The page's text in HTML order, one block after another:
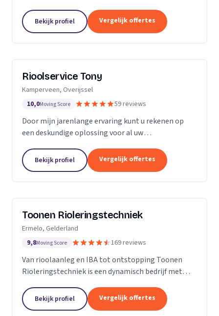
wilde en besloot daarom D. van Gils...
Bekijk profiel Vergelijk offertes
Rioolservice Tony
Kamperveen, Overijssel
10,0Moving Score 59 reviews
Door mijn jarenlange ervaring kunt u rekenen op
een deskundige oplossing voor al uw
verstoppingen, vervangen en/of aanpassen van uw
riolering, maar ook...
Bekijk profiel Vergelijk offertes
Toonen Rioleringstechniek
Ermelo, Gelderland
9,8Moving Score 169 reviews
Van rioolaanleg en IBA tot ontstopping Toonen
Rioleringstechniek is een dynamisch bedrijf met
te maken heeft. Allereerst zijn wij expert in de...
Bekijk profiel Vergelijk offertes